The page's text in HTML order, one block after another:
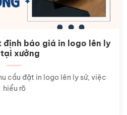
định báo giá in logo lên ly
xưởng
cầu đặt in logo lên ly sứ, việc
hiểu rõ